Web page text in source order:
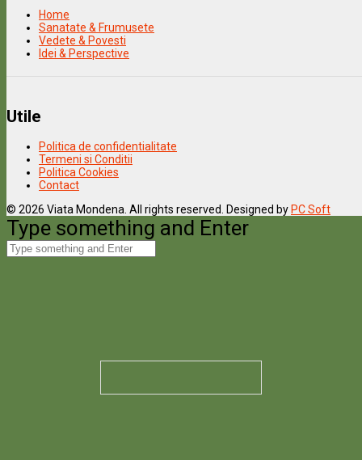
Home
Sanatate & Frumusete
Vedete & Povesti
Idei & Perspective
Utile
Politica de confidentialitate
Termeni si Conditii
Politica Cookies
Contact
© 2026 Viata Mondena. All rights reserved. Designed by PC Soft
Type something and Enter